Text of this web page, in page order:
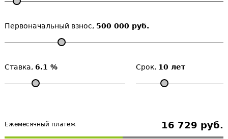
Первоначальный взнос, 500 000 руб.
Ставка, 6.1 % Срок, 10 лет
Ежемесячный платеж 16 729 руб.